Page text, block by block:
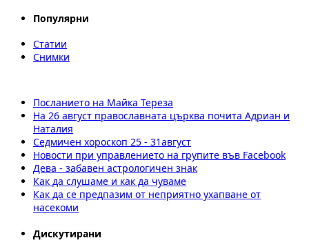
Популярни
Статии
Снимки
Посланието на Майка Тереза
На 26 август православната църква почита Адриан и
Наталия
Седмичен хороскоп 25 - 31август
Новости при управлението на групите във Facebook
Дева - забавен астрологичен знак
Как да слушаме и как да чуваме
Как да се предпазим от неприятно ухапване от
насекоми
Дискутирани